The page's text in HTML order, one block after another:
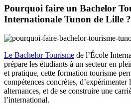
Pourquoi faire un Bachelor
Internationale Tunon de Lille ?
Le Bachelor Tourisme de l’École
prépare les étudiants à un secteur en
et pratique, cette formation tourisme
compétences concrètes, d’expérimenter
alternances, et de se construire une
l’international.